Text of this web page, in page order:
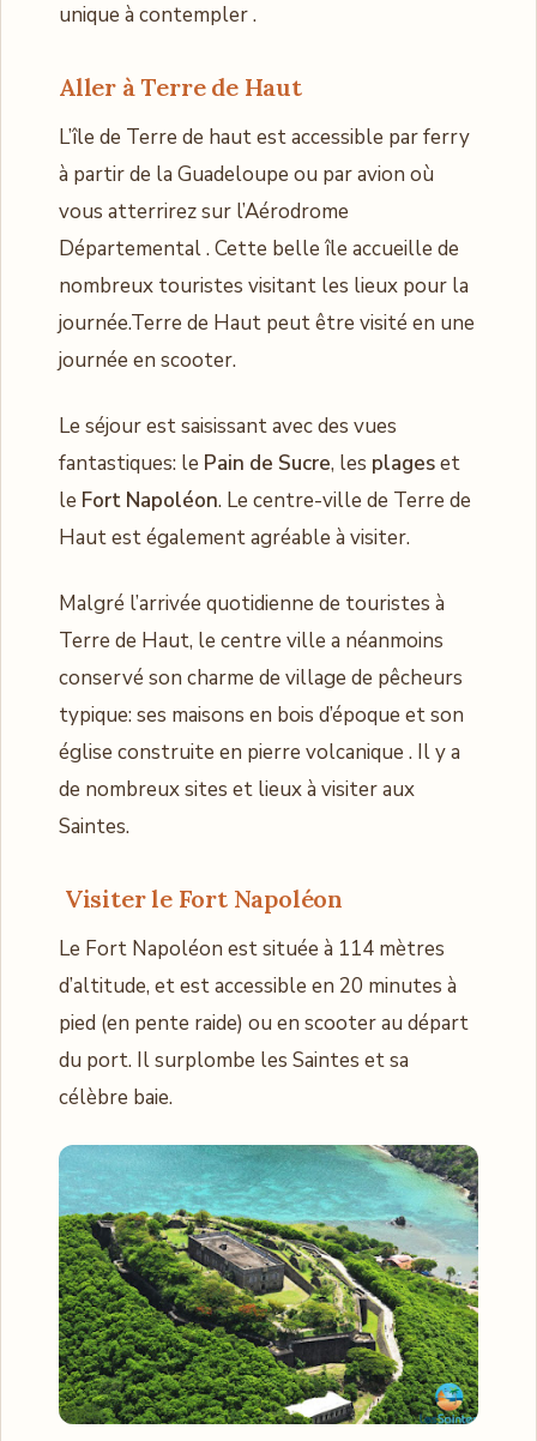
unique à contempler .
Aller àTerre de Haut
L’île de Terre de haut est accessible par ferry
à partir de la Guadeloupe ou par avion où
vous atterrirez sur l’Aérodrome
Départemental . Cette belle île accueille de
nombreux touristes visitant les lieux pour la
journée.Terre de Haut peut être visité en une
journée en scooter.
Le séjour est saisissant avec des vues
fantastiques: le Pain de Sucre, les plageset
le Fort Napoléon. Le centre-ville de Terre de
Haut est également agréable à visiter.
Malgré l’arrivée quotidienne de touristes à
Terre de Haut, le centre ville a néanmoins
conservé son charme de village de pêcheurs
typique: ses maisons en bois d’époque et son
église construite en pierre volcanique . Il y a
de nombreux sites et lieux à visiter aux
Saintes.
Visiter le Fort Napoléon
Le Fort Napoléon est située à 114 mètres
d’altitude, et est accessible en 20 minutes à
pied (en pente raide) ou en scooter au départ
du port. Il surplombe les Saintes et sa
célèbre baie.